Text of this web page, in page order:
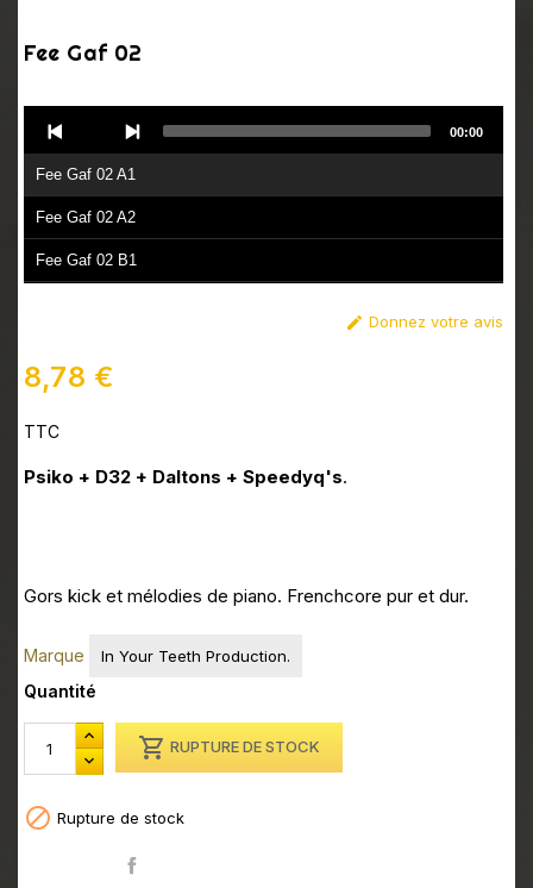
Fee Gaf 02
Player
Fee Gaf 02 A1
Fee Gaf 02 A2
Fee Gaf 02 B1
00:00
 Donnez votre avis
8,78 €
TTC
Psiko + D32 + Daltons + Speedyq's.
Gors kick et mélodies de piano. Frenchcore pur et dur.
Marque In Your Teeth Production.
Quantité
 RUPTURE DE STOCK
 Rupture de stock